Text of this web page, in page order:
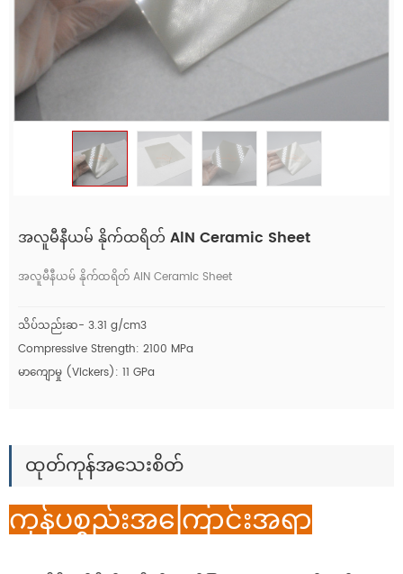
အလူမီနီယမ် နိုက်ထရိတ် AlN Ceramic Sheet
အလူမီနီယမ် နိုက်ထရိတ် AlN Ceramic Sheet
သိပ်သည်းဆ- 3.31 g/cm3
Compressive Strength: 2100 MPa
မာကျောမှု (Vickers): 11 GPa
ထုတ်ကုန်အသေးစိတ်
ကုန်ပစ္စည်းအကြောင်းအရာ